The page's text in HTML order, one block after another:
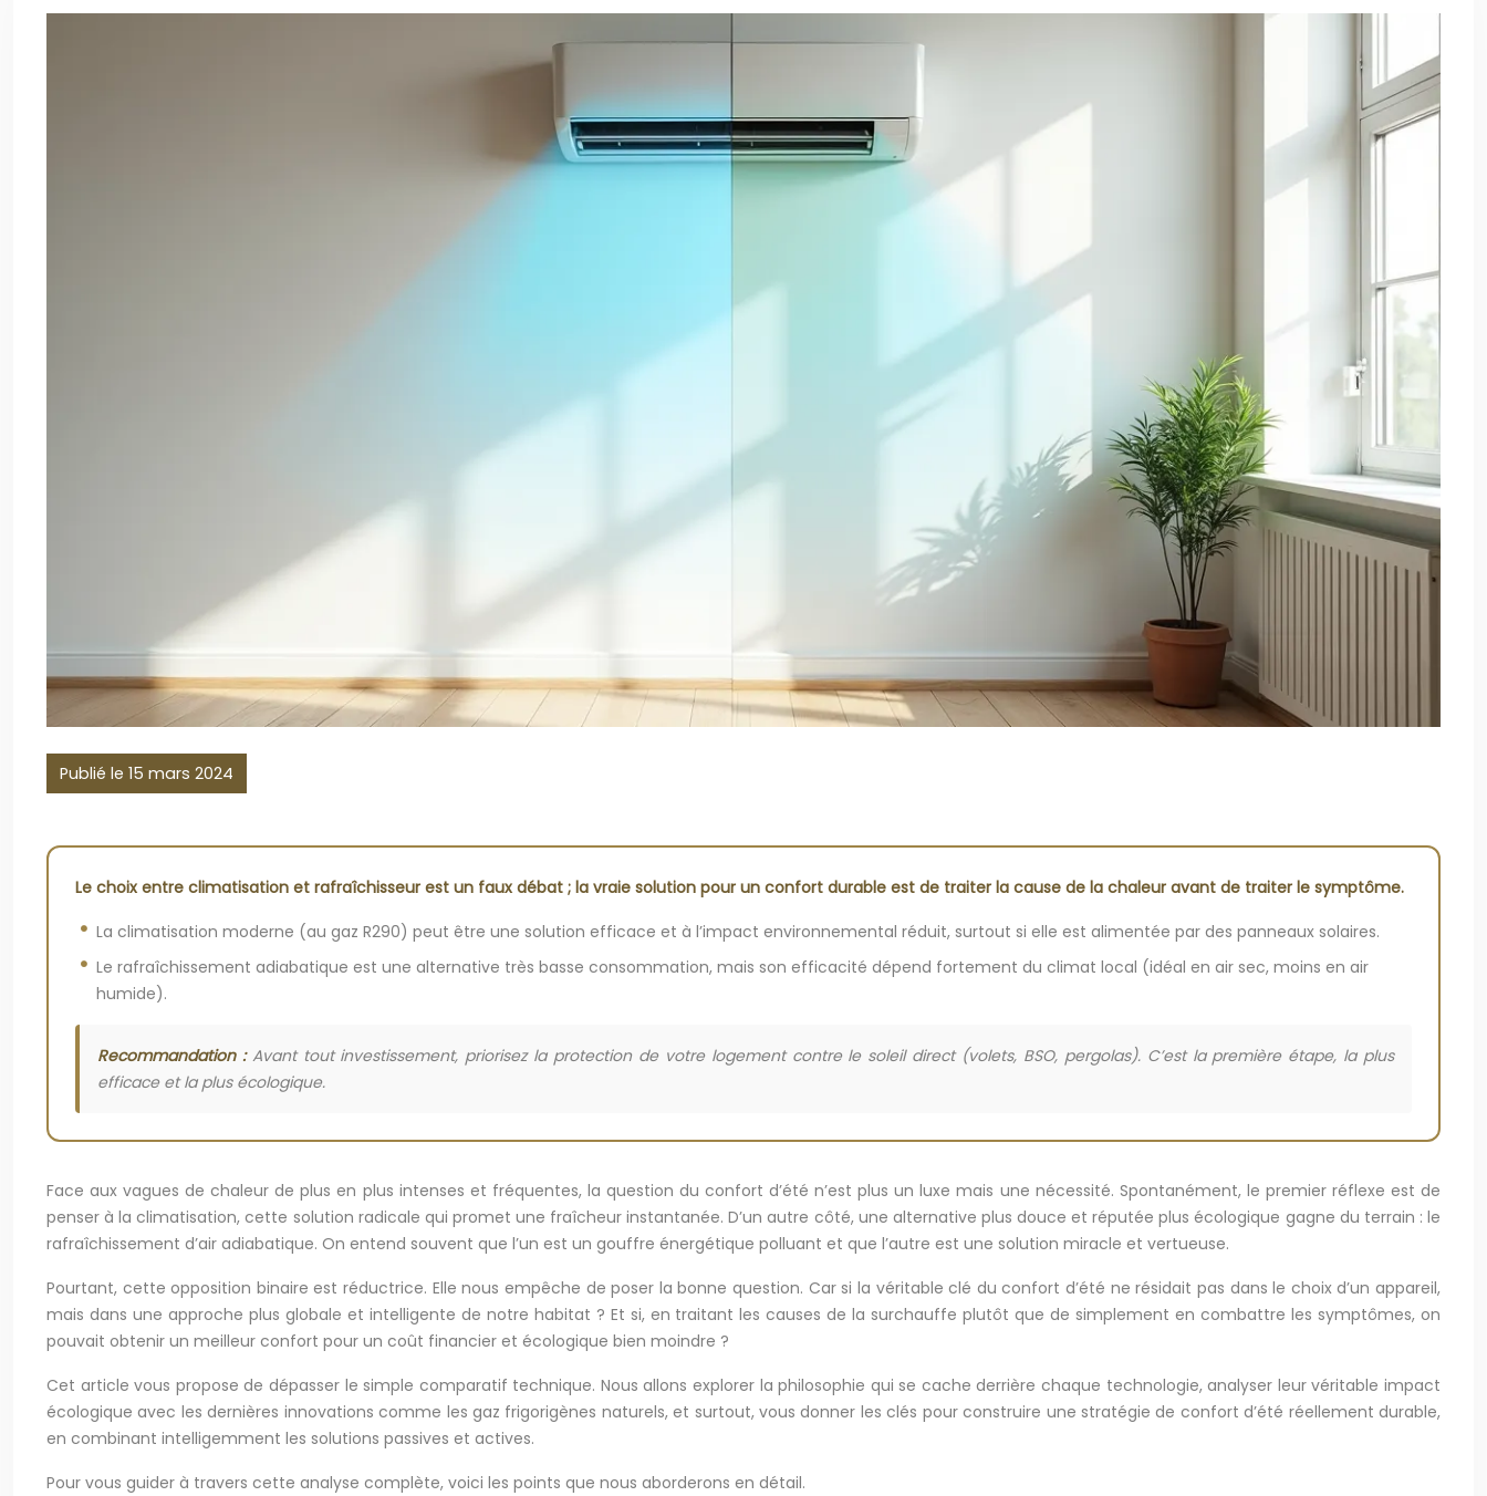
Publié le 15 mars 2024
Le choix entre climatisation et rafraîchisseur est un faux débat ; la vraie solution pour un confort durable est de traiter la cause de la chaleur avant de traiter le symptôme.
La climatisation moderne (au gaz R290) peut être une solution efficace et à l’impact environnemental réduit, surtout si elle est alimentée par des panneaux solaires.
Le rafraîchissement adiabatique est une alternative très basse consommation, mais son efficacité dépend fortement du climat local (idéal en air sec, moins en air
humide).
Recommandation :Avant tout investissement, priorisez la protection de votre logement contre le soleil direct (volets, BSO, pergolas). C’est la première étape, la plus
efficace et la plus écologique.
Face aux vagues de chaleur de plus en plus intenses et fréquentes, la question du confort d’été n’est plus un luxe mais une nécessité. Spontanément, le premier réflexe est de
penser à la climatisation, cette solution radicale qui promet une fraîcheur instantanée. D’un autre côté, une alternative plus douce et réputée plus écologique gagne du terrain : le
rafraîchissement d’air adiabatique. On entend souvent que l’un est un gouffre énergétique polluant et que l’autre est une solution miracle et vertueuse.
Pourtant, cette opposition binaire est réductrice. Elle nous empêche de poser la bonne question. Car si la véritable clé du confort d’été ne résidait pas dans le choix d’un appareil,
mais dans une approche plus globale et intelligente de notre habitat ? Et si, en traitant les causes de la surchauffe plutôt que de simplement en combattre les symptômes, on
pouvait obtenir un meilleur confort pour un coût financier et écologique bien moindre ?
Cet article vous propose de dépasser le simple comparatif technique. Nous allons explorer la philosophie qui se cache derrière chaque technologie, analyser leur véritable impact
écologique avec les dernières innovations comme les gaz frigorigènes naturels, et surtout, vous donner les clés pour construire une stratégie de confort d’été réellement durable,
en combinant intelligemment les solutions passives et actives.
Pour vous guider à travers cette analyse complète, voici les points que nous aborderons en détail.